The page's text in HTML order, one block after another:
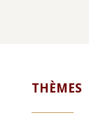
THÈMES